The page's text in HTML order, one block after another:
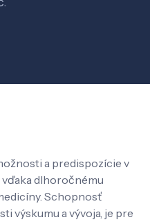
EN
a predispozície v
vďaka dlhoročnému
Schopnosť
výskumu a vývoja, je pre